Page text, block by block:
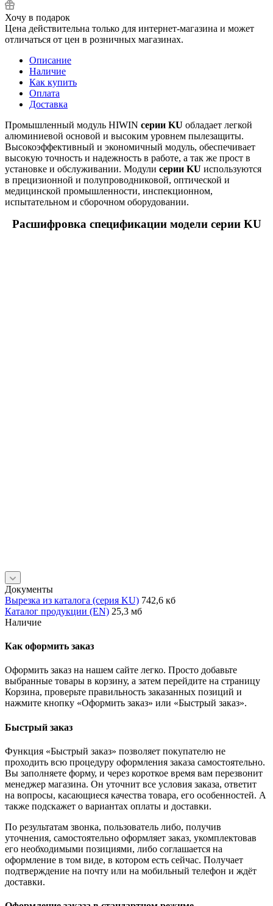
Хочу в подарок
Цена действительна только для интернет-магазина и может
отличаться от цен в розничных магазинах.
Описание
Наличие
Как купить
Оплата
Доставка
Промышленный модуль HIWIN серии KU обладает легкой
алюминиевой основой и высоким уровнем пылезащиты.
Высокоэффективный и экономичный модуль, обеспечивает
высокую точность и надежность в работе, а так же прост в
установке и обслуживании. Модули серии KU используются
в прецизионной и полупроводниковой, оптической и
медицинской промышленности, инспекционном,
испытательном и сборочном оборудовании.
Расшифровка спецификации модели серии KU
Документы
Вырезка из каталога (серия KU) 742,6 кб
Каталог продукции (EN) 25,3 мб
Наличие
Как оформить заказ
Оформить заказ на нашем сайте легко. Просто добавьте
выбранные товары в корзину, а затем перейдите на страницу
Корзина, проверьте правильность заказанных позиций и
нажмите кнопку «Оформить заказ» или «Быстрый заказ».
Быстрый заказ
Функция «Быстрый заказ» позволяет покупателю не
проходить всю процедуру оформления заказа самостоятельно.
Вы заполняете форму, и через короткое время вам перезвонит
менеджер магазина. Он уточнит все условия заказа, ответит
на вопросы, касающиеся качества товара, его особенностей. А
также подскажет о вариантах оплаты и доставки.
По результатам звонка, пользователь либо, получив
уточнения, самостоятельно оформляет заказ, укомплектовав
его необходимыми позициями, либо соглашается на
оформление в том виде, в котором есть сейчас. Получает
подтверждение на почту или на мобильный телефон и ждёт
доставки.